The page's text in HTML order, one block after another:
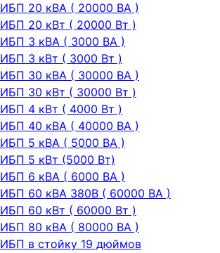
ИБП 20 кВА ( 20000 ВА )
ИБП 20 кВт ( 20000 Вт )
ИБП 3 кВА ( 3000 ВА )
ИБП 3 кВт ( 3000 Вт )
ИБП 30 кВА ( 30000 ВА )
ИБП 30 кВт ( 30000 Вт )
ИБП 4 кВт ( 4000 Вт )
ИБП 40 кВА ( 40000 ВА )
ИБП 5 кВА ( 5000 ВА )
ИБП 5 кВт (5000 Вт)
ИБП 6 кВА ( 6000 ВА )
ИБП 60 кВА 380В ( 60000 ВА )
ИБП 60 кВт ( 60000 Вт )
ИБП 80 кВА ( 80000 ВА )
ИБП в стойку 19 дюймов